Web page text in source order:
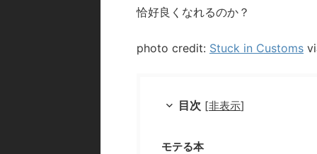
恰好良くなれるのか？
photo credit: Stuck in Customs
目次 [非表示]
モテる本